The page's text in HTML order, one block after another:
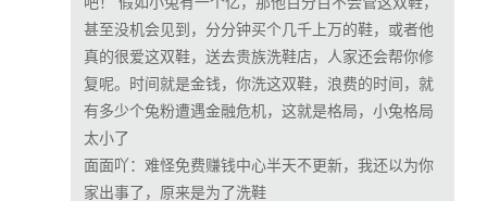
甚至没机会见到，分分钟买个几千上万的鞋，或者他
真的很爱这双鞋，送去贵族洗鞋店，人家还会帮你修
复呢。时间就是金钱，你洗这双鞋，浪费的时间，就
有多少个兔粉遭遇金融危机，这就是格局，小兔格局
太小了
面面吖： 难怪免费赚钱中心半天不更新，我还以为你
家出事了，原来是为了洗鞋